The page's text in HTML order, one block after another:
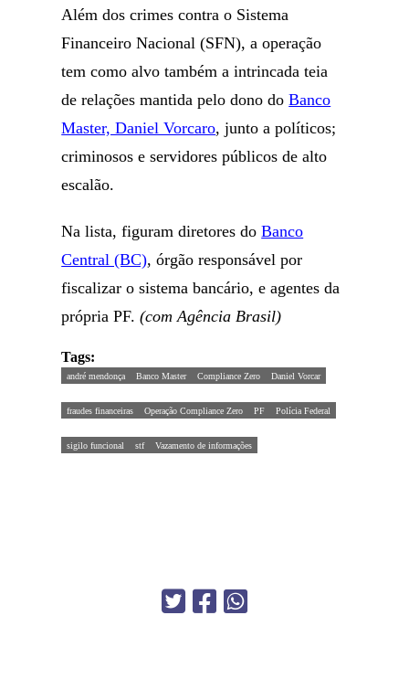
Além dos crimes contra o Sistema
Financeiro Nacional (SFN), a operação
tem como alvo também a intrincada teia
de relações mantida pelo dono doBanco
Master, Daniel Vorcaro, junto a políticos;
criminosos e servidores públicos de alto
escalão.
Na lista, figuram diretores doBanco
Central (BC), órgão responsável por
fiscalizar o sistema bancário, e agentes da
própria PF.(com Agência Brasil)
Tags:
andré mendonça Banco Master Compliance Zero Daniel Vorcar
fraudes financeiras Operação Compliance Zero PF Polícia Federal
sigilo funcional stf Vazamento de informações